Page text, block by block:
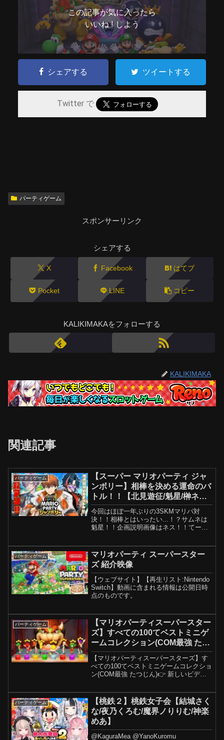
この記事が気に入ったら
いいね ! しよう
シェアする ツイートする
Twitter で
パーティゲーム
スポンサーリンク
シェアする
X Facebook はてブ
Pocket LINE コピー
KALIKIMAKAをフォローする
KALIKIMAKA
関連記事
パーティゲーム
【スーパー マリオパーティ ジャ
ンボリー】相棒を決める運命のバ
トル！！【北見遊征/魁星/榊ネス
にじさんじ】
今回はほぼ一年ぶりの3SKMマリパ対
決！！相棒とはいったい...！？サムネは
魁星！！企画説明画像はネス！！てーん
マリオ...
パーティゲーム
マリオパーティ スーパースター
ズ 紹介映像
【ウェブサイト】【再生リスト:Nintendo
Switch】動画に含まれる情報は公開日時
点のものです。
パーティゲーム
【マリオパーティスーパースター
ズ】すべての100てベストミニゲ
ームコレクション(COM最強 たつ
じん)
【マリオパーティスーパースターズ】す
べての100てベストミニゲームコレクショ
ン(COM最強 たつじん)👉 新しいビデオ
ム】: ✔【マリオパーティ100ミニゲーム
コレクショ...
パーティゲーム
【桃鉄２】桃鉄女子会【結城さく
な/夜乃くろむ/魔界ノりりむ/神楽
めあ】
@KaguraMea @YanoKuromu